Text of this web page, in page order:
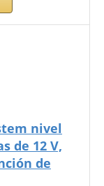
nivel
de 12 V,
de